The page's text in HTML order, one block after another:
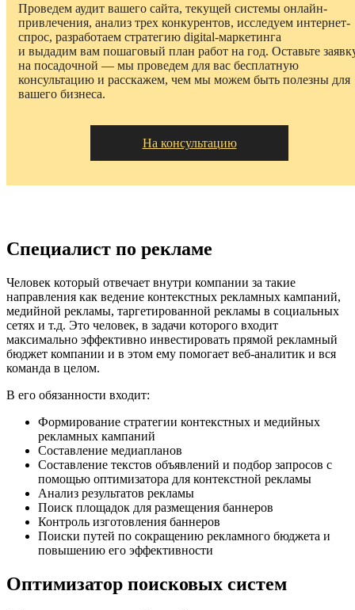
Проведем аудит вашего сайта, текущей системы онлайн-
привлечения, анализ трех конкурентов, исследуем интернет-
спрос, разработаем стратегию digital-маркетинга
и выдадим вам пошаговый план работ на год. Оставьте
на посадочной — мы проведем для вас бесплатную
консультацию и расскажем, чем мы можем быть полезны для
вашего бизнеса.
На консультацию
Специалист по рекламе
Человек который отвечает внутри компании за такие
направления как ведение контекстных рекламных кампаний,
медийной рекламы, таргетированной рекламы в социальных
сетях и т.д. Это человек, в задачи которого входит
максимально эффективно инвестировать прямой рекламный
бюджет компании и в этом ему помогает веб-аналитик и вся
команда в целом.
В его обязанности входит:
Формирование стратегии контекстных и медийных
рекламных кампаний
Составление медиапланов
Составление текстов объявлений и подбор запросов с
помощью оптимизатора для контекстной рекламы
Анализ результатов рекламы
Поиск площадок для размещения баннеров
Контроль изготовления баннеров
Поиски путей по сокращению рекламного бюджета и
повышению его эффективности
Оптимизатор поисковых систем